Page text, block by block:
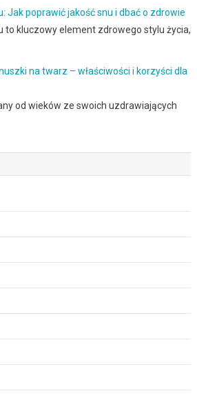
Jak poprawić jakość snu i dbać o zdrowie
to kluczowy element zdrowego stylu życia,
na twarz – właściwości i korzyści dla
od wieków ze swoich uzdrawiających